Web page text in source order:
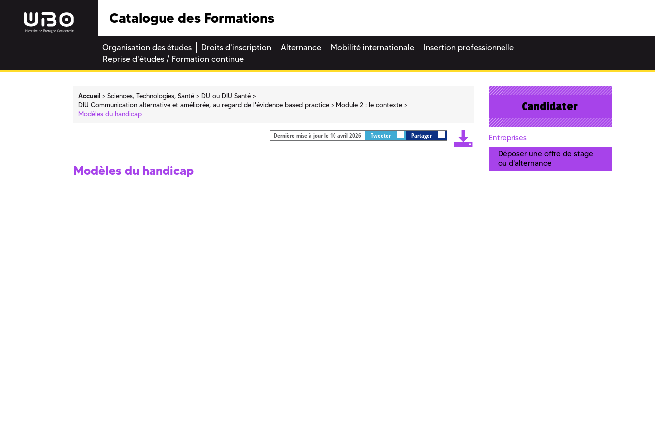
Catalogue des Formations
Organisation des études Droits d'inscription Alternance Mobilité internationale
Insertion professionnelle
Reprise d'études / Formation continue
Accueil Sciences, Technologies, Santé
DU ou DIU Santé
DIU Communication alternative et améliorée, au regard de l'évidence based practice
Module 2 : le contexte
Modèles du handicap
Dernière mise à jour le 10 avril 2026 Tweeter Partager
Modèles du handicap
Candidater
Entreprises
Déposer une offre de stage
ou d'alternance